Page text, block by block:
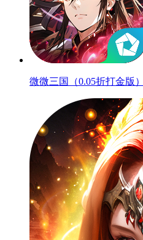
微微三国（0.05折打金版）